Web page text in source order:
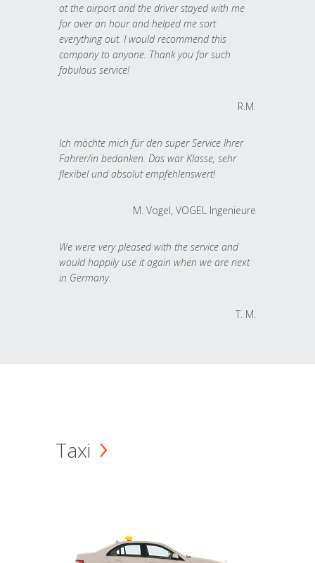
at the airport and the driver stayed with me
for over an hour and helped me sort
everything out. I would recommend this
company to anyone. Thank you for such
fabulous service!
R.M.
Ich möchte mich für den super Service Ihrer
Fahrer/in bedanken. Das war Klasse, sehr
flexibel und absolut empfehlenswert!
M. Vogel, VOGEL Ingenieure
We were very pleased with the service and
would happily use it again when we are next
in Germany.
T. M.
Taxi